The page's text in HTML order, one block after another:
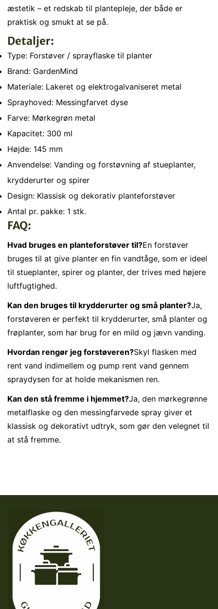
æstetik – et redskab til plantepleje, der både er
praktisk og smukt at se på.
Detaljer:
Type: Forstøver / sprayflaske til planter
Brand: GardenMind
Materiale: Lakeret og elektrogalvaniseret metal
Sprayhoved: Messingfarvet dyse
Farve: Mørkegrøn metal
Kapacitet: 300 ml
Højde: 145 mm
Anvendelse: Vanding og forstøvning af stueplanter,
krydderurter og spirer
Design: Klassisk og dekorativ planteforstøver
Antal pr. pakke: 1 stk.
FAQ:
Hvad bruges en planteforstøver til?En forstøver
bruges til at give planter en fin vandtåge, som er ideel
til stueplanter, spirer og planter, der trives med højere
luftfugtighed.
Kan den bruges til krydderurter og små planter?Ja,
forstøveren er perfekt til krydderurter, små planter og
frøplanter, som har brug for en mild og jævn vanding.
Hvordan rengør jeg forstøveren?Skyl flasken med
rent vand indimellem og pump rent vand gennem
spraydysen for at holde mekanismen ren.
Kan den stå fremme i hjemmet?Ja, den mørkegrønne
metalflaske og den messingfarvede spray giver et
klassisk og dekorativt udtryk, som gør den velegnet til
at stå fremme.
Confirm your age
Are you 18 years old or older?